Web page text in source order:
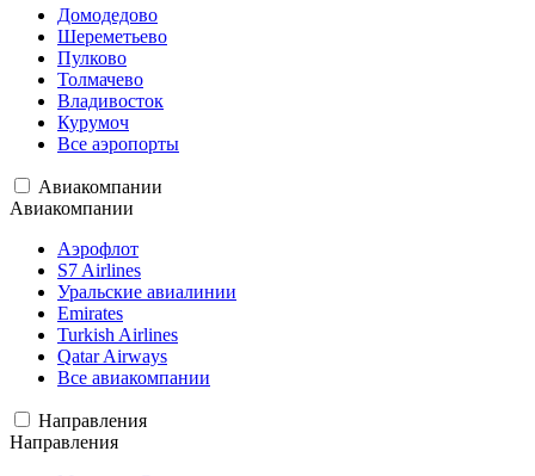
Домодедово
Шереметьево
Пулково
Толмачево
Владивосток
Курумоч
Все аэропорты
Авиакомпании
Авиакомпании
Аэрофлот
S7 Airlines
Уральские авиалинии
Emirates
Turkish Airlines
Qatar Airways
Все авиакомпании
Направления
Направления